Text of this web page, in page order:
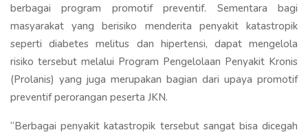
berbagai program promotif preventif. Sementara bagi
masyarakat yang berisiko menderita penyakit katastropik
seperti diabetes melitus dan hipertensi, dapat mengelola
risiko tersebut melalui Program Pengelolaan Penyakit Kronis
(Prolanis) yang juga merupakan bagian dari upaya promotif
preventif perorangan peserta JKN.
“Berbagai penyakit katastropik tersebut sangat bisa dicegah